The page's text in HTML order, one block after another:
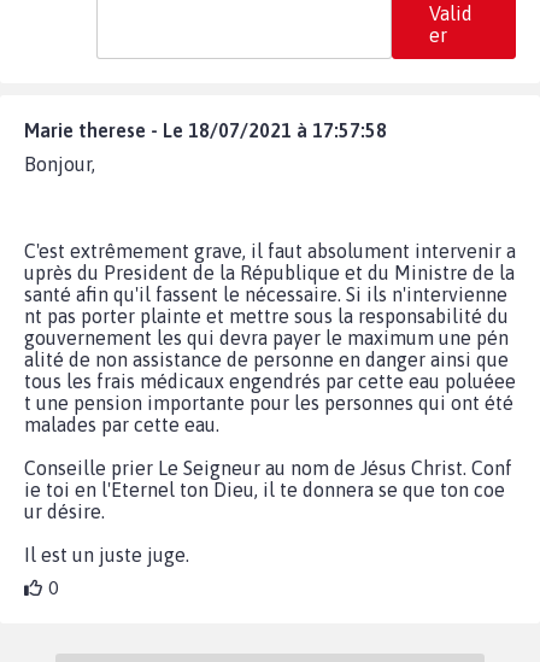
Valid
er
Marie therese - Le 18/07/2021 à 17:57:58
Bonjour,
C'est extrêmement grave, il faut absolument intervenir a
uprès du President de la République et du Ministre de la
santé afin qu'il fassent le nécessaire. Si ils n'intervienne
nt pas porter plainte et mettre sous la responsabilité du
gouvernement les qui devra payer le maximum une pén
alité de non assistance de personne en danger ainsi que
tous les frais médicaux engendrés par cette eau poluéee
t une pension importante pour les personnes qui ont été
malades par cette eau.
Conseille prier Le Seigneur au nom de Jésus Christ. Conf
ie toi en l'Eternel ton Dieu, il te donnera se que ton coe
ur désire.
Il est un juste juge.
0